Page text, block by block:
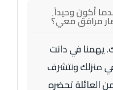
أشعر بالخوف عندما أكون وحيداً٬
مرافق معي؟
يهمنا في دانت
منزلك ونتشرف
العائلة تحضره